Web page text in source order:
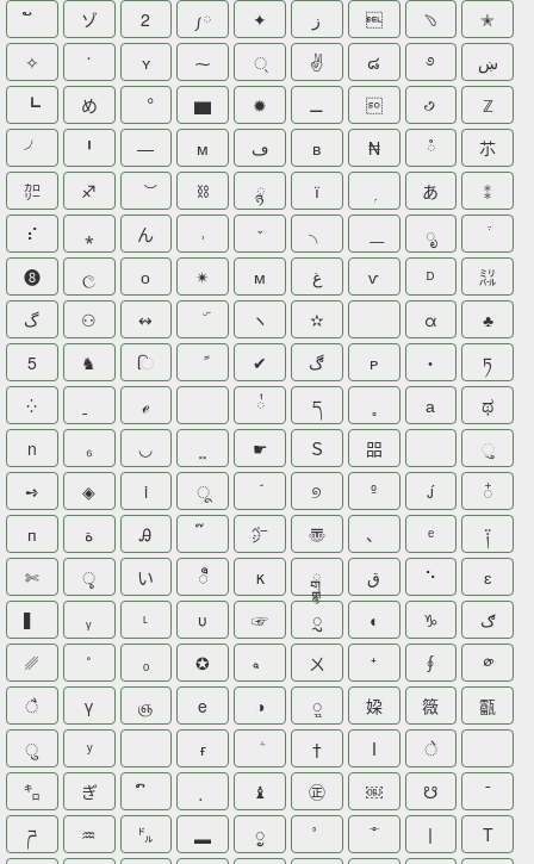
ゾ 2 ༿ ✦ ز  ﹆
✭
✧
༌ ʏ ⁓ ् ✌ ๘ ࿔
ښ
┗
め ︒ ▆ ✹ ⚊  ꣹
ℤ
╯
╹ — ᴍ ڡ в ₦ ཾ
䒕
㌍
♐ ⛓ ྙ ї あ
⁑
⠎
⁎ ん ˒ ﮸ ╮
ೃ
❽
ල о ✴ м غ ѵ ᴰ
㍊
گ
⚇ ↭ ヽ ✫ α
♣
5
♞ િ ✔ ڰ ᴩ ・
ཏ
⁛
ℯ ྇ ད а
ಥ
n
₆ ◡ ☛ Ｓ 㗊
ુ
➺
◈ i ू ୭ º 
᭭
ᴨ
ة Ꭿ ㌻ 〠 、 ᵉ
༑
✄
ৢ い ꦷ κ ྒྷ ق ⠑
ɛ
▍
ᵧ ᶫ υ ☞ ᮢ ◐ ♑
ګ
␥
˚ ₒ ✪ ㄨ ⁺ ∮
༳
ै
γ ஞ e ◑ ᮭ 㛆 䉠
㽌
ु
ʸ ғ † Ⅰ
े
㌔
ぎ ♝ ㊣ ￼ ☋
¯
ཌ
♒ ㌦ ▂ ᮬ ﾟ ⼁
Τ